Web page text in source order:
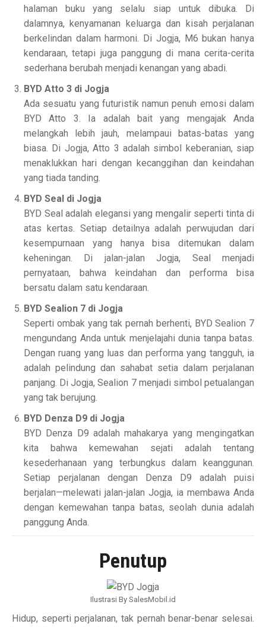
halaman buku yang selalu siap untuk dibuka. Di
dalamnya, kenyamanan keluarga dan kisah perjalanan
berkelindan dalam harmoni. Di Jogja, M6 bukan hanya
kendaraan, tetapi juga panggung di mana cerita-cerita
sederhana berubah menjadi kenangan yang abadi.
BYD Atto 3 di Jogja
Ada sesuatu yang futuristik namun penuh emosi dalam
BYD Atto 3. Ia adalah bait yang mengajak Anda
melangkah lebih jauh, melampaui batas-batas yang
biasa. Di Jogja, Atto 3 adalah simbol keberanian, siap
menaklukkan hari dengan kecanggihan dan keindahan
yang tiada tanding.
BYD Seal di Jogja
BYD Seal adalah elegansi yang mengalir seperti tinta di
atas kertas. Setiap detailnya adalah perwujudan dari
kesempurnaan yang hanya bisa ditemukan dalam
keheningan. Di jalan-jalan Jogja, Seal menjadi
pernyataan, bahwa keindahan dan performa bisa
bersatu dalam satu kendaraan.
BYD Sealion 7 di Jogja
Seperti ombak yang tak pernah berhenti, BYD Sealion 7
mengundang Anda untuk menjelajahi dunia tanpa batas.
Dengan ruang yang luas dan performa yang tangguh, ia
adalah pelindung dan sahabat setia dalam perjalanan
panjang. Di Jogja, Sealion 7 menjadi simbol petualangan
yang tak berujung.
BYD Denza D9 di Jogja
BYD Denza D9 adalah mahakarya yang mengingatkan
kita bahwa kemewahan sejati adalah tentang
kesederhanaan yang terbungkus dalam keanggunan.
Setiap perjalanan dengan Denza D9 adalah puisi
berjalan—melewati jalan-jalan Jogja, ia membawa Anda
dengan kemewahan tanpa batas, seolah dunia adalah
panggung Anda.
Penutup
Ilustrasi By SalesMobil.id
Hidup, seperti perjalanan, tak pernah benar-benar selesai.